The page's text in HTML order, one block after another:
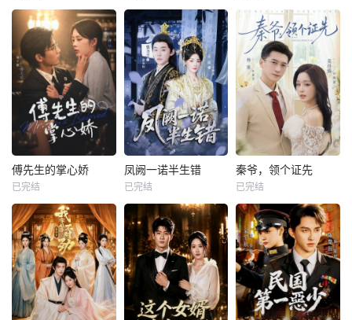
傅先生的掌心娇
已完结
凤阙一诺半生错
已完结
秦爷，领个证先
已完结